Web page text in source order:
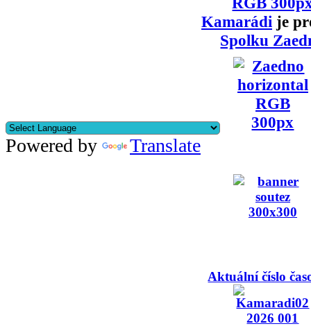
Kamarádi je
Spolku
Powered by Translate
Aktuální číslo